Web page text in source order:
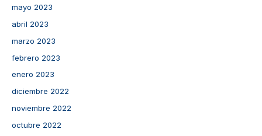
mayo 2023
abril 2023
marzo 2023
febrero 2023
enero 2023
diciembre 2022
noviembre 2022
octubre 2022